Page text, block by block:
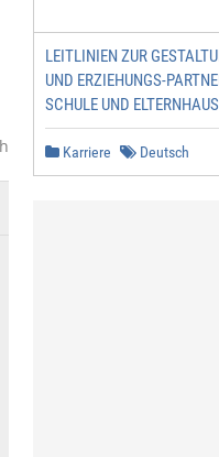
LEITLINIEN ZUR
UND ERZIEHUNGS-
SCHULE UND ELTERNHAUS
Karriere Deutsch